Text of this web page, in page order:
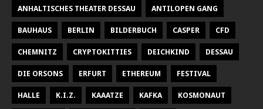
ANHALTISCHES THEATER DESSAU ANTILOPEN GANG
BAUHAUS BERLIN BILDERBUCH CASPER CFD
CHEMNITZ CRYPTOKITTIES DEICHKIND DESSAU
DIE ORSONS ERFURT ETHEREUM FESTIVAL
HALLE K.I.Z. KAAATZE KAFKA KOSMONAUT